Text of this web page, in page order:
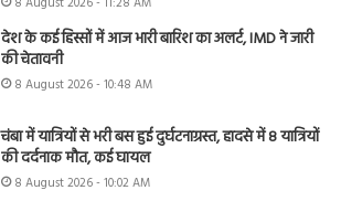
देश के कई हिस्सों में आज भारी बारिश का अलर्ट, IMD ने जारी
की चेतावनी
8 August 2026 - 10:48 AM
चंबा में यात्रियों से भरी बस हुई दुर्घटनाग्रस्त, हादसे में 8 यात्रियों
की दर्दनाक मौत, कई घायल
8 August 2026 - 10:02 AM